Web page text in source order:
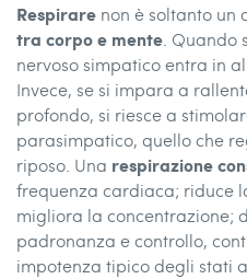
Respirare non è soltanto un
tra corpo e mente. Quando
nervoso simpatico entra in
Invece, se si impara a
profondo, si riesce a
parasimpatico, quello che
riposo. Una respirazione
frequenza cardiaca; riduce
migliora la concentrazione;
padronanza e controllo,
impotenza tipico degli stati